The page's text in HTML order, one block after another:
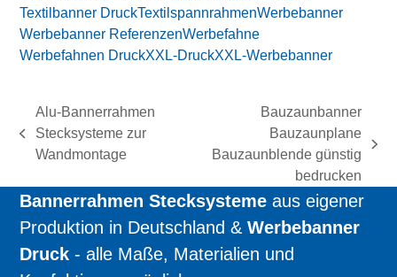
Textilbanner DruckTextilspannrahmenWerbebanner
Werbebanner ReferenzenWerbefahne
Werbefahnen DruckXXL-DruckXXL-Werbebanner
vorheriger
Beitrag:
Alu-Bannerrahmen
Stecksysteme zur
Wandmontage
Nächster
Bauzaunbanner
Bauzaunplane
Bauzaunblende günstig
bedrucken
Bannerrahmen Stecksysteme aus eigener
Produktion in Deutschland &Werbebanner
Druck - alle Maße, Materialien und